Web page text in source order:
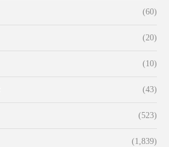
(60)
(20)
(10)
(43)
(523)
(1,839)